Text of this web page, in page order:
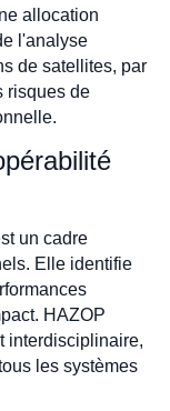
allocation
l'analyse
de satellites, par
risques de
un cadre
Elle identifie
HAZOP
interdisciplinaire,
les systèmes